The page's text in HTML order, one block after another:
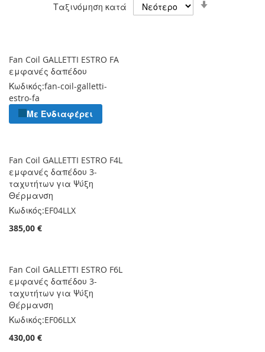
Ταξινόμηση κατά
Fan Coil GALLETTI ESTRO FA
εμφανές δαπέδου
Κωδικός:fan-coil-galletti-
estro-fa
Με Ενδιαφέρει
Fan Coil GALLETTI ESTRO F4L
εμφανές δαπέδου 3-
ταχυτήτων για Ψύξη
Θέρμανση
Κωδικός:EF04LLX
385,00 €
Fan Coil GALLETTI ESTRO F6L
εμφανές δαπέδου 3-
ταχυτήτων για Ψύξη
Θέρμανση
Κωδικός:EF06LLX
430,00 €